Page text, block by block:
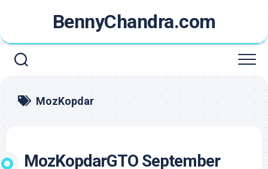
content
BennyChandra.com
MozKopdar
MozKopdarGTO September